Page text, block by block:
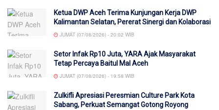
Ketua DWP Aceh Terima Kunjungan Kerja DWP
Kalimantan Selatan, Pererat Sinergi dan Kolaborasi
JUMAT (07/08/2026) - 20:02 WIB
Setor Infak Rp10 Juta, YARA Ajak Masyarakat
Tetap Percaya Baitul Mal Aceh
JUMAT (07/08/2026) - 19:58 WIB
Zulkifli Apresiasi Peresmian Culture Park Kota
Sabang, Perkuat Semangat Gotong Royong